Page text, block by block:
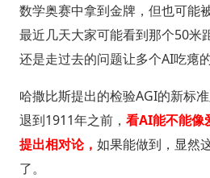
数学奥赛中拿到金牌，但也可能
最近几天大家可能看到那个50米
还是走过去的问题让多个AI吃瘪
哈撒比斯提出的检验AGI的新标
退到1911年之前， 看AI能不能像
提出相对论， 如果能做到，显然
了。